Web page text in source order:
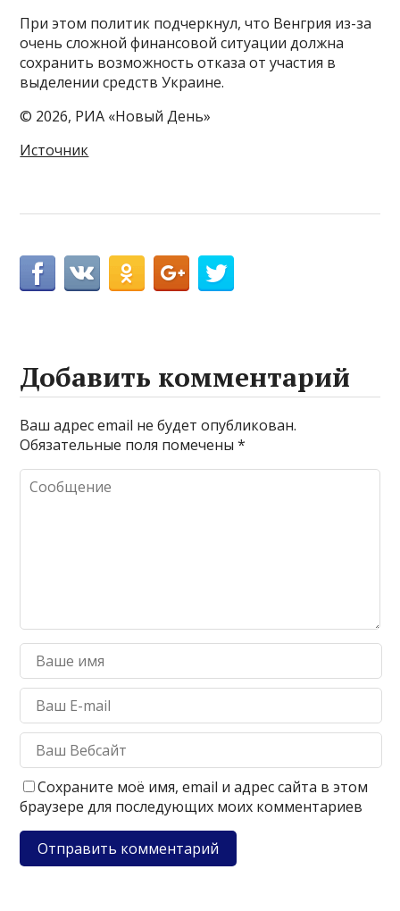
При этом политик подчеркнул, что Венгрия из-за
очень сложной финансовой ситуации должна
сохранить возможность отказа от участия в
выделении средств Украине.
© 2026, РИА «Новый День»
Источник
Добавить комментарий
Ваш адрес email не будет опубликован.
Обязательные поля помечены*
Сохраните моё имя, email и адрес сайта в этом
браузере для последующих моих комментариев